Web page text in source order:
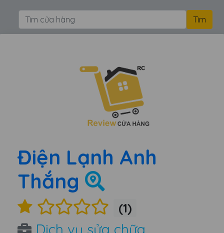
Điện Lạnh Anh
Thắng
(1)
Dịch vụ sửa chữa